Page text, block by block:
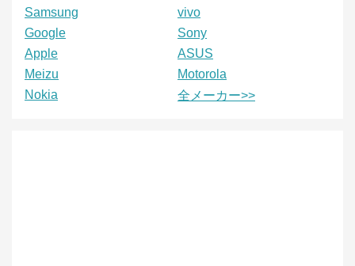
Samsung
vivo
Google
Sony
Apple
ASUS
Meizu
Motorola
Nokia
全メーカー>>